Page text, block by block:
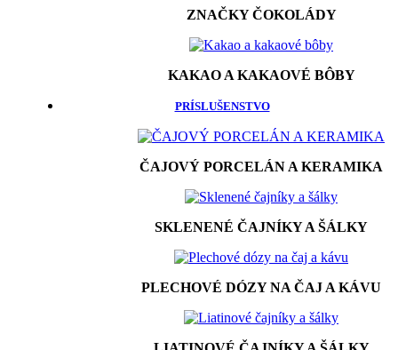
ZNAČKY ČOKOLÁDY
KAKAO A KAKAOVÉ BÔBY
PRÍSLUŠENSTVO
ČAJOVÝ PORCELÁN A KERAMIKA
SKLENENÉ ČAJNÍKY A ŠÁLKY
PLECHOVÉ DÓZY NA ČAJ A KÁVU